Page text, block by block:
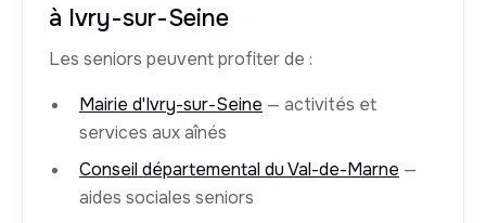
à Ivry-sur-Seine
Les seniors peuvent profiter de :
Mairie d'Ivry-sur-Seine — activités et
services aux aînés
Conseil départemental du Val-de-Marne —
aides sociales seniors